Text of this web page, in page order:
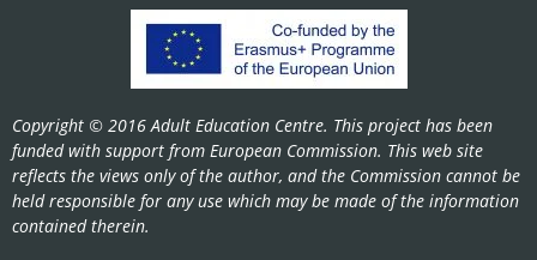
Copyright © 2016 Adult Education Centre. This project has been
funded with support from European Commission. This web site
reflects the views only of the author, and the Commission cannot be
held responsible for any use which may be made of the information
contained therein.